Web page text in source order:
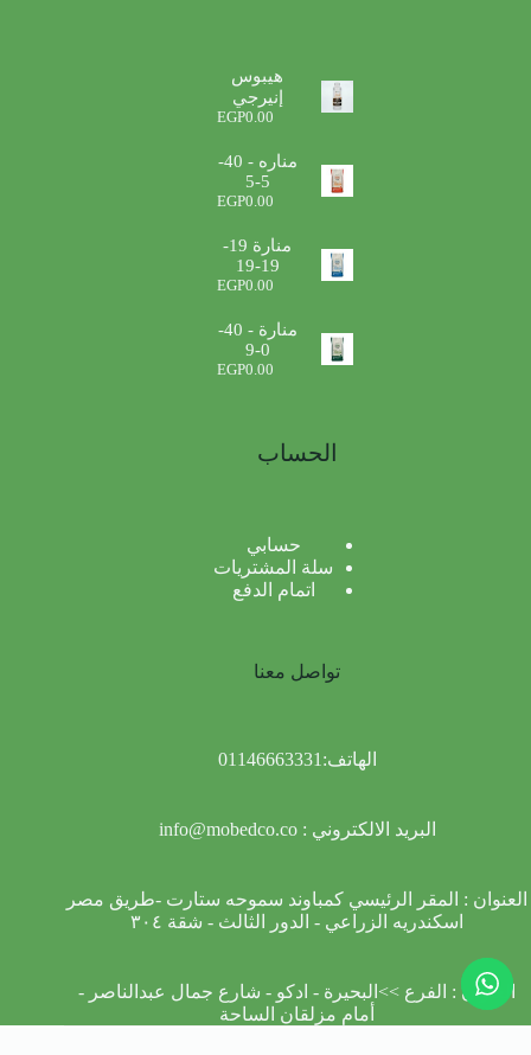
هيبوس
إنيرجي
EGP0.00
مناره - 40-
5-5
EGP0.00
منارة 19-
19-19
EGP0.00
منارة - 40-
0-9
EGP0.00
الحساب
حسابي
سلة المشتريات
اتمام الدفع
تواصل معنا
الهاتف: 01146663331
البريد الالكتروني :info@mobedco.co
العنوان : المقر الرئيسي كمباوند سموحه ستارت -طريق مصر
اسكندريه الزراعي - الدور الثالث - شقة ٣٠٤
العنوان : الفرع >>البحيرة - ادكو - شارع جمال عبدالناصر -
أمام مزلقان الساحة